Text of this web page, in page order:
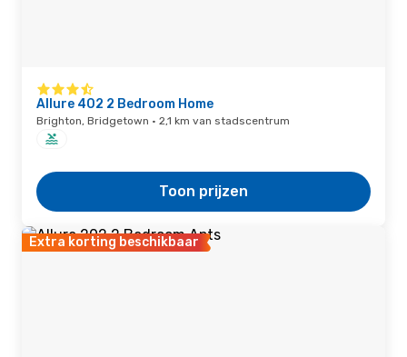
Allure 402 2 Bedroom Home
Brighton, Bridgetown · 2,1 km van stadscentrum
Toon prijzen
Extra korting beschikbaar